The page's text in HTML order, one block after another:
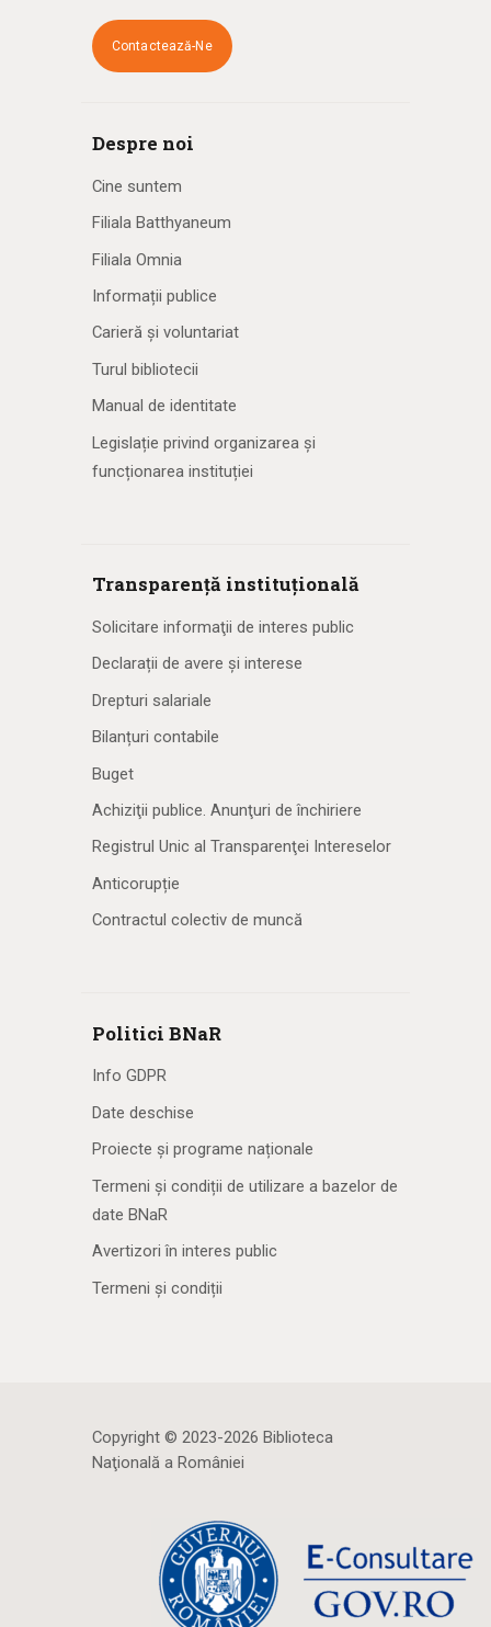
Contactează-Ne
Despre noi
Cine suntem
Filiala Batthyaneum
Filiala Omnia
Informații publice
Carieră și voluntariat
Turul bibliotecii
Manual de identitate
Legislație privind organizarea și
funcționarea instituției
Transparență instituțională
Solicitare informaţii de interes public
Declarații de avere și interese
Drepturi salariale
Bilanțuri contabile
Buget
Achiziţii publice. Anunţuri de închiriere
Registrul Unic al Transparenţei Intereselor
Anticorupție
Contractul colectiv de muncă
Politici BNaR
Info GDPR
Date deschise
Proiecte și programe naționale
Termeni și condiții de utilizare a bazelor de
date BNaR
Avertizori în interes public
Termeni și condiții
Copyright © 2023-2026 Biblioteca
Naţională a României